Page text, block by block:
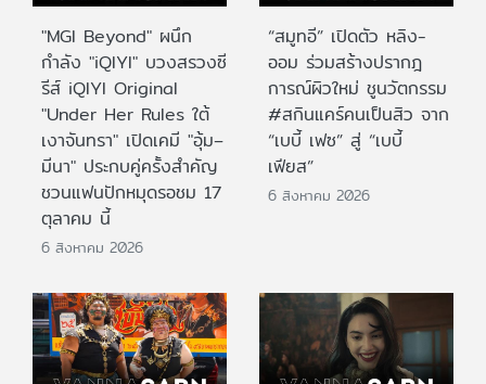
"MGI Beyond" ผนึก
กำลัง "iQIYI" บวงสรวงซี
รีส์ iQIYI Original
"Under Her Rules ใต้
เงาจันทรา" เปิดเคมี "อุ้ม–
มีนา" ประกบคู่ครั้งสำคัญ
ชวนแฟนปักหมุดรอชม 17
ตุลาคม นี้
6 สิงหาคม 2026
“สมูทอี” เปิดตัว หลิง-
ออม ร่วมสร้างปรากฎ
การณ์ผิวใหม่ ชูนวัตกรรม
#สกินแคร์คนเป็นสิว จาก
“เบบี้ เฟซ” สู่ “เบบี้
เฟียส”
6 สิงหาคม 2026